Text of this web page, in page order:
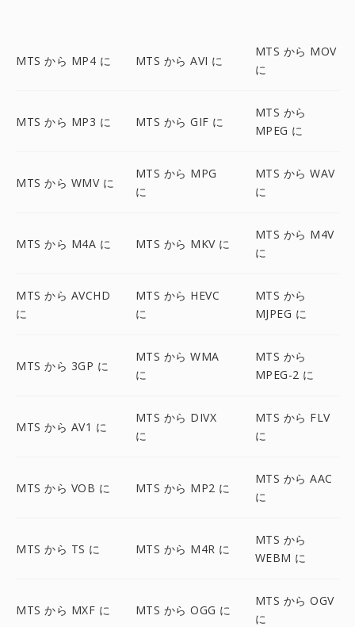
MTS から MP4 に MTS から AVI に
MTS から MOV
に
MTS から MP3 に MTS から GIF に
MTS から
MPEG に
MTS から WMV に
MTS から MPG
に
MTS から WAV
に
MTS から M4A に MTS から MKV に
MTS から M4V
に
MTS から AVCHD
に
MTS から HEVC
に
MTS から
MJPEG に
MTS から 3GP に
MTS から WMA
に
MTS から
MPEG-2 に
MTS から AV1 に
MTS から DIVX
に
MTS から FLV
に
MTS から VOB に MTS から MP2 に
MTS から AAC
に
MTS から TS に MTS から M4R に
MTS から
WEBM に
MTS から MXF に MTS から OGG に
MTS から OGV
に